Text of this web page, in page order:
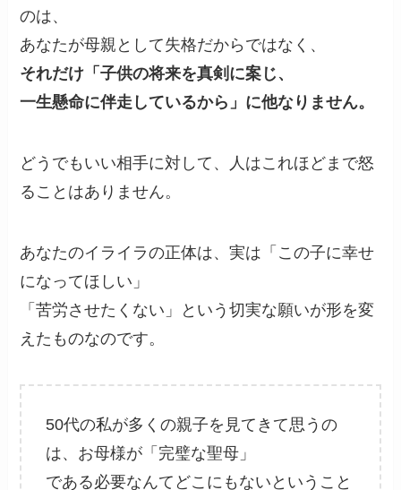
のは、
あなたが母親として失格だからではなく、
それだけ「子供の将来を真剣に案じ、
一生懸命に伴走しているから」に他なりません。
どうでもいい相手に対して、人はこれほどまで怒
ることはありません。
あなたのイライラの正体は、実は「この子に幸せ
になってほしい」
「苦労させたくない」という切実な願いが形を変
えたものなのです。
50代の私が多くの親子を見てきて思うの
は、お母様が「完璧な聖母」
である必要なんてどこにもないということ